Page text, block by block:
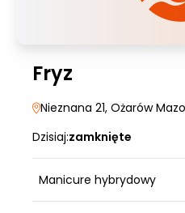
Fryz
Nieznana 21, Ożarów
Dzisiaj:zamknięte
Manicure hybrydowy